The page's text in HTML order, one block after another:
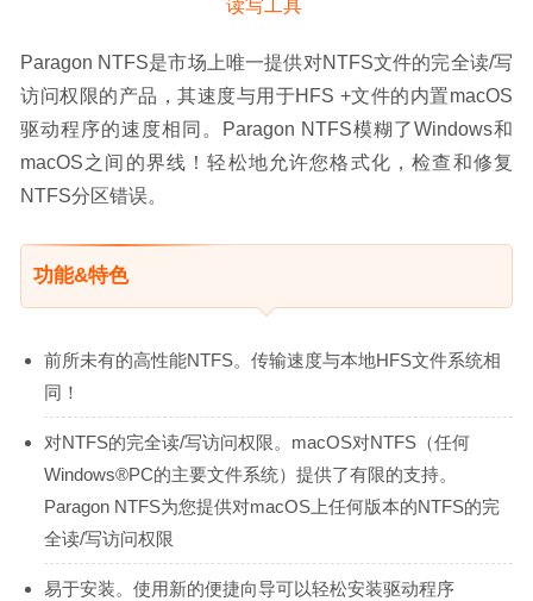
Paragon NTFS是市场上唯一提供对NTFS文件的完全读/写
访问权限的产品，其速度与用于HFS +文件的内置macOS
驱动程序的速度相同。Paragon NTFS模糊了Windows和
macOS之间的界线！轻松地允许您格式化，检查和修复
NTFS分区错误。
功能&特色
前所未有的高性能NTFS。传输速度与本地HFS文件系统相
同！
对NTFS的完全读/写访问权限。macOS对NTFS（任何
Windows®PC的主要文件系统）提供了有限的支持。
Paragon NTFS为您提供对macOS上任何版本的NTFS的完
全读/写访问权限
易于安装。使用新的便捷向导可以轻松安装驱动程序